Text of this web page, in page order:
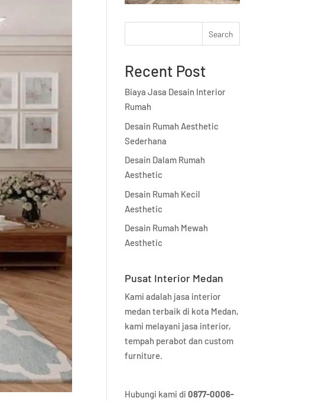
Search
Recent Post
Biaya Jasa Desain Interior
Rumah
Desain Rumah Aesthetic
Sederhana
Desain Dalam Rumah
Aesthetic
Desain Rumah Kecil
Aesthetic
Desain Rumah Mewah
Aesthetic
Pusat Interior Medan
Kami adalah jasa interior
medan terbaik di kota Medan,
kami melayani jasa interior,
tempah perabot dan custom
furniture.
Hubungi kami di0877-0006-